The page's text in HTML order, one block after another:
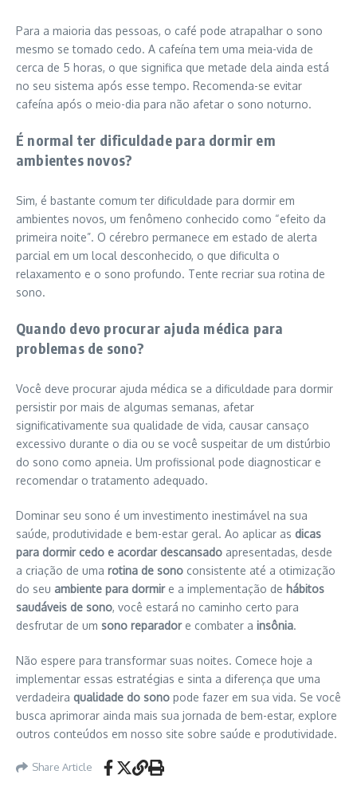
Para a maioria das pessoas, o café pode atrapalhar o sono
mesmo se tomado cedo. A cafeína tem uma meia-vida de
cerca de 5 horas, o que significa que metade dela ainda está
no seu sistema após esse tempo. Recomenda-se evitar
cafeína após o meio-dia para não afetar o sono noturno.
É normal ter dificuldade para dormir em
ambientes novos?
Sim, é bastante comum ter dificuldade para dormir em
ambientes novos, um fenômeno conhecido como “efeito da
primeira noite”. O cérebro permanece em estado de alerta
parcial em um local desconhecido, o que dificulta o
relaxamento e o sono profundo. Tente recriar sua rotina de
sono.
Quando devo procurar ajuda médica para
problemas de sono?
Você deve procurar ajuda médica se a dificuldade para dormir
persistir por mais de algumas semanas, afetar
significativamente sua qualidade de vida, causar cansaço
excessivo durante o dia ou se você suspeitar de um distúrbio
do sono como apneia. Um profissional pode diagnosticar e
recomendar o tratamento adequado.
Dominar seu sono é um investimento inestimável na sua
saúde, produtividade e bem-estar geral. Ao aplicar as dicas
para dormir cedo e acordar descansado apresentadas, desde
a criação de uma rotina de sono consistente até a otimização
do seu ambiente para dormire a implementação de hábitos
saudáveis de sono, você estará no caminho certo para
desfrutar de um sono reparadore combater a insônia.
Não espere para transformar suas noites. Comece hoje a
implementar essas estratégias e sinta a diferença que uma
verdadeira qualidade do sono pode fazer em sua vida. Se você
busca aprimorar ainda mais sua jornada de bem-estar, explore
outros conteúdos em nosso site sobre saúde e produtividade.
Share Article